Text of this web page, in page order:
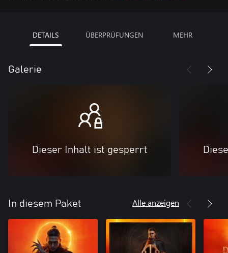
DETAILS ÜBERPRÜFUNGEN MEHR
Galerie
Dieser Inhalt ist gesperrt
In diesem Paket Alle anzeigen